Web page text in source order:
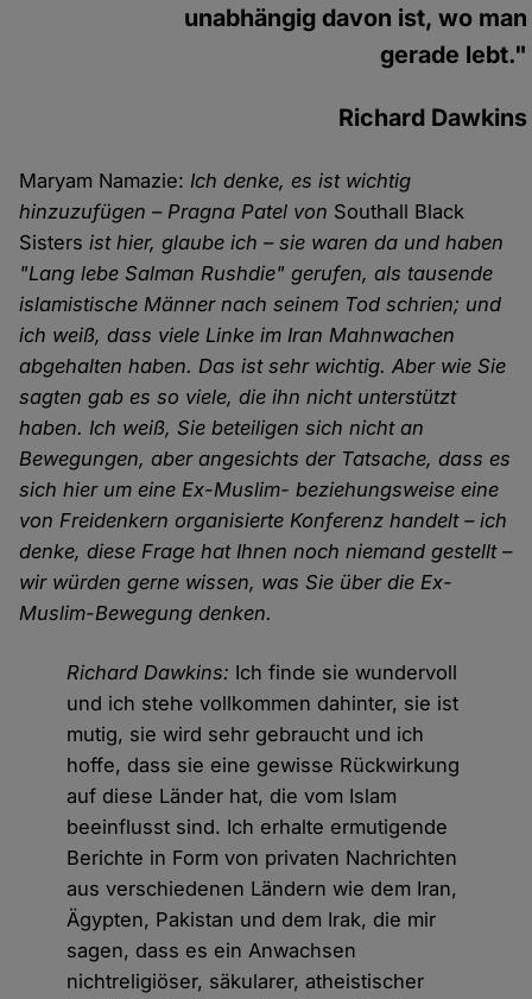
unabhängig davon ist, wo man
gerade lebt."
Richard Dawkins
Maryam Namazie:Ich denke, es ist wichtig
hinzuzufügen – Pragna Patel von Southall Black
Sisters ist hier, glaube ich – sie waren da und haben
"Lang lebe Salman Rushdie" gerufen, als tausende
islamistische Männer nach seinem Tod schrien; und
ich weiß, dass viele Linke im Iran Mahnwachen
abgehalten haben. Das ist sehr wichtig. Aber wie Sie
sagten gab es so viele, die ihn nicht unterstützt
haben. Ich weiß, Sie beteiligen sich nicht an
Bewegungen, aber angesichts der Tatsache, dass es
sich hier um eine Ex-Muslim- beziehungsweise eine
von Freidenkern organisierte Konferenz handelt – ich
denke, diese Frage hat Ihnen noch niemand gestellt –
wir würden gerne wissen, was Sie über die Ex-
Muslim-Bewegung denken.
Richard Dawkins: Ich finde sie wundervoll
und ich stehe vollkommen dahinter, sie ist
mutig, sie wird sehr gebraucht und ich
hoffe, dass sie eine gewisse Rückwirkung
auf diese Länder hat, die vom Islam
beeinflusst sind. Ich erhalte ermutigende
Berichte in Form von privaten Nachrichten
aus verschiedenen Ländern wie dem Iran,
Ägypten, Pakistan und dem Irak, die mir
sagen, dass es ein Anwachsen
nichtreligiöser, säkularer, atheistischer